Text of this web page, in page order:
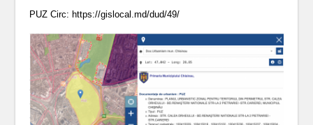
PUZ Circ: https://gislocal.md/dud/49/